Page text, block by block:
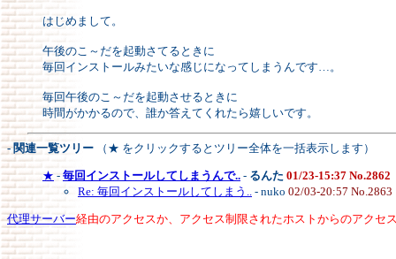
はじめまして。
午後のこ～だを起動さてるときに
毎回インストールみたいな感じになってしまうんです…。
毎回午後のこ～だを起動させるときに
時間がかかるので、誰か答えてくれたら嬉しいです。
- 関連一覧ツリー （★ をクリックするとツリー全体を一括表示します）
★ - 毎回インストールしてしまうんで.. - るんた 01/23-15:37 No.2862
Re: 毎回インストールしてしまう..
- nuko 02/03-20:57 No.2863
代理サーバー経由のアクセスか、アクセス制限されたホストからのアクセ